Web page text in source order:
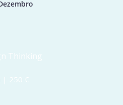
Thinking
| 250 €